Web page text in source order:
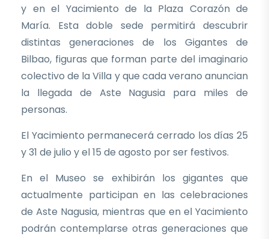
y en el Yacimiento de la Plaza Corazón de
María. Esta doble sede permitirá descubrir
distintas generaciones de los Gigantes de
Bilbao, figuras que forman parte del imaginario
colectivo de la Villa y que cada verano anuncian
la llegada de Aste Nagusia para miles de
personas.
El Yacimiento permanecerá cerrado los días 25
y 31 de julio y el 15 de agosto por ser festivos.
En el Museo se exhibirán los gigantes que
actualmente participan en las celebraciones
de Aste Nagusia, mientras que en el Yacimiento
podrán contemplarse otras generaciones que